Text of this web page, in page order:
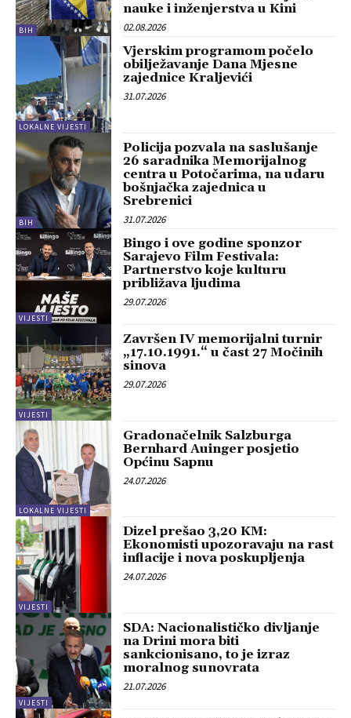
BIH
nauke i inženjerstva u Kini
02.08.2026
LOKALNE VIJESTI
Vjerskim programom počelo
obilježavanje Dana Mjesne
zajednice Kraljevići
31.07.2026
BIH
Policija pozvala na saslušanje
26 saradnika Memorijalnog
centra u Potočarima, na udaru
bošnjačka zajednica u
Srebrenici
31.07.2026
VIJESTI
Bingo i ove godine sponzor
Sarajevo Film Festivala:
Partnerstvo koje kulturu
približava ljudima
29.07.2026
VIJESTI
Završen IV memorijalni turnir
„17.10.1991.“ u čast 27 Močinih
sinova
29.07.2026
LOKALNE VIJESTI
Gradonačelnik Salzburga
Bernhard Auinger posjetio
Općinu Sapnu
24.07.2026
VIJESTI
Dizel prešao 3,20 KM:
Ekonomisti upozoravaju na rast
inflacije i nova poskupljenja
24.07.2026
VIJESTI
SDA: Nacionalističko divljanje
na Drini mora biti
sankcionisano, to je izraz
moralnog sunovrata
21.07.2026